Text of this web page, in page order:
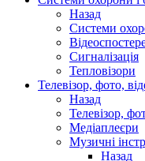
Назад
Системи
Сигналізація
Тепловізори
Телевізор, фото,
Назад
Телевізор,
Медіаплеєри
Музичні
Назад